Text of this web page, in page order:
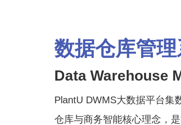
数据仓库管
Data Warehouse
PlantU DWMS大数据平台集
仓库与商务智能核心理念，